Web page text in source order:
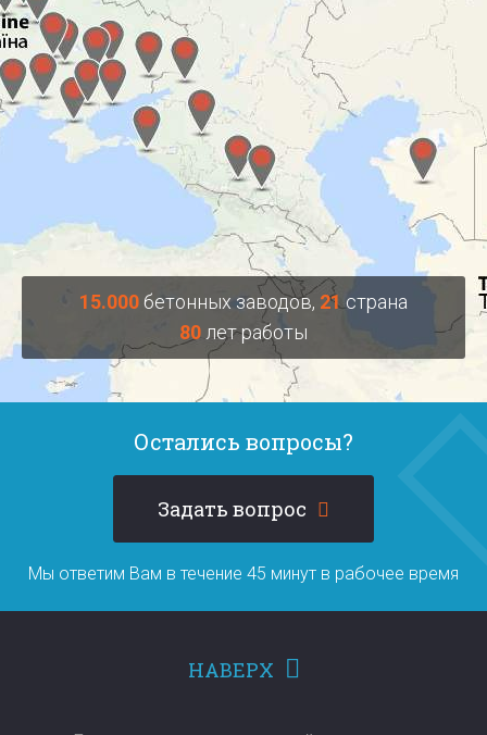
15.000бетонных заводов, 21 страна
80 лет работы
Остались вопросы?
Задать вопрос
Мы ответим Вам в течение 45 минут в рабочее время
НАВЕРХ